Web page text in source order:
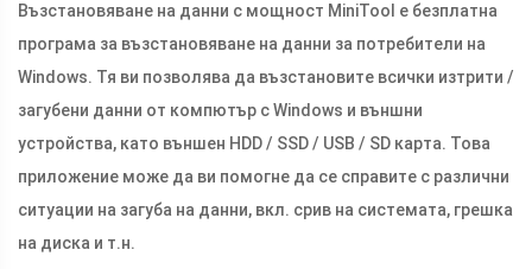
Възстановяване на данни с мощност MiniTool е безплатна
програма за възстановяване на данни за потребители на
Windows. Тя ви позволява да възстановите всички изтрити /
загубени данни от компютър с Windows и външни
устройства, като външен HDD / SSD / USB / SD карта. Това
приложение може да ви помогне да се справите с различни
ситуации на загуба на данни, вкл. срив на системата, грешка
на диска и т.н.